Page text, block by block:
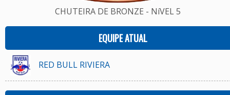
CHUTEIRA DE BRONZE - NíVEL 5
EQUIPE ATUAL
RED BULL RIVIERA